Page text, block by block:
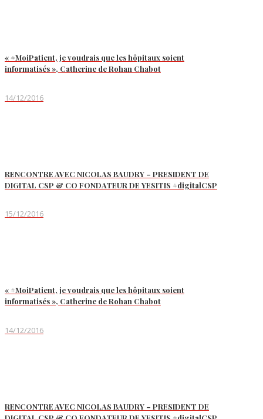
« #MoiPatient, je voudrais que les hôpitaux soient
informatisés », Catherine de Rohan Chabot
14/12/2016
RENCONTRE AVEC NICOLAS BAUDRY – PRESIDENT DE
DIGITAL CSP & CO FONDATEUR DE YESITIS #digitalCSP
15/12/2016
« #MoiPatient, je voudrais que les hôpitaux soient
informatisés », Catherine de Rohan Chabot
14/12/2016
RENCONTRE AVEC NICOLAS BAUDRY – PRESIDENT DE